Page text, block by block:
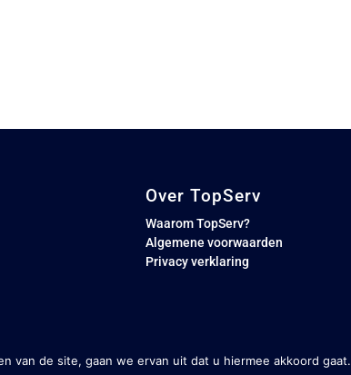
Over TopServ
Waarom TopServ?
Algemene voorwaarden
Privacy verklaring
van de site, gaan we ervan uit dat u hiermee akkoord gaat.